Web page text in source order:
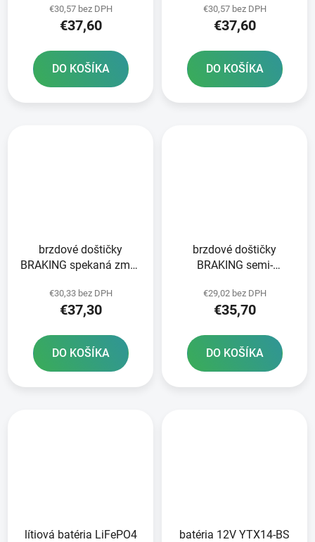
ks v balení
€30,57 bez DPH
€37,60
DO KOŠÍKA
ks v balení
€30,57 bez DPH
€37,60
DO KOŠÍKA
brzdové doštičky
BRAKING spekaná zmes
€30,33 bez DPH
€37,30
DO KOŠÍKA
brzdové doštičky
BRAKING semi-
ks v balení
€29,02 bez DPH
€35,70
DO KOŠÍKA
lítiová batéria LiFePO4
batéria 12V YTX14-BS